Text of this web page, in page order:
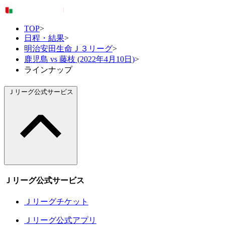
TOP>
日程・結果>
明治安田生命Ｊ３リーグ>
鹿児島 vs 藤枝 (2022年4月10日)>
ラインナップ
Ｊリーグ公式サービス
Ｊリーグ公式サービス
Ｊリーグチケット
Ｊリーグ公式アプリ